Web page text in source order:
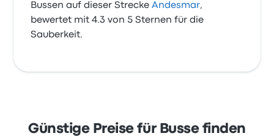
Bussen auf dieser StreckeAndesmar,
bewertet mit 4.3 von 5 Sternen für die
Sauberkeit.
Günstige Preise für Busse finden